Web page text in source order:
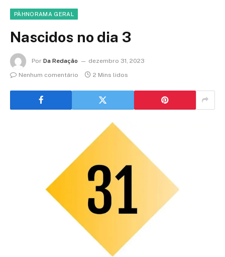
PÀHNORAMA GERAL
Nascidos no dia 3
Por Da Redação
dezembro 31, 2023
Nenhum comentário
2 Mins lidos